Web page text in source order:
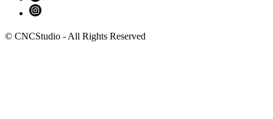
© CNCStudio - All Rights Reserved